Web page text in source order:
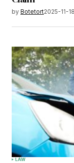
by Botetort2025-11-18
LAW